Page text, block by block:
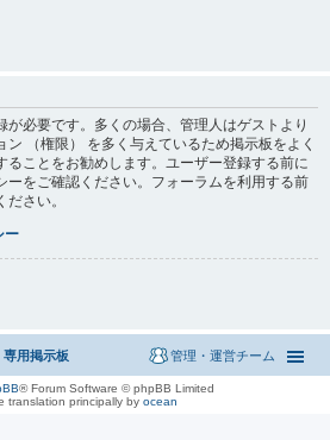
が必要です。多くの場合、管理人はゲストより
ン （権限） を多く与えているため掲示板をよく
ることをお勧めします。ユーザー登録する前に
ーをご確認ください。フォーラムを利用する前
さい。
ー
用掲示板 管理・運営チーム
® Forum Software © phpBB Limited
translation principally by ocean